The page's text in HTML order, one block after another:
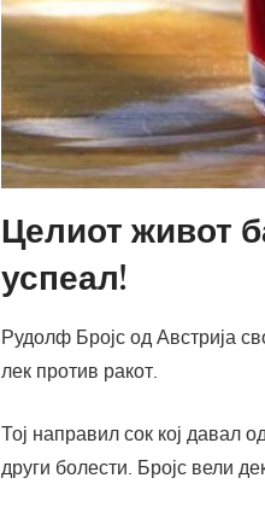
Целиот живот
успеал!
Рудолф Бројс од Австрија
лек против ракот.
Тој направил сок кој давал
други болести. Бројс вели